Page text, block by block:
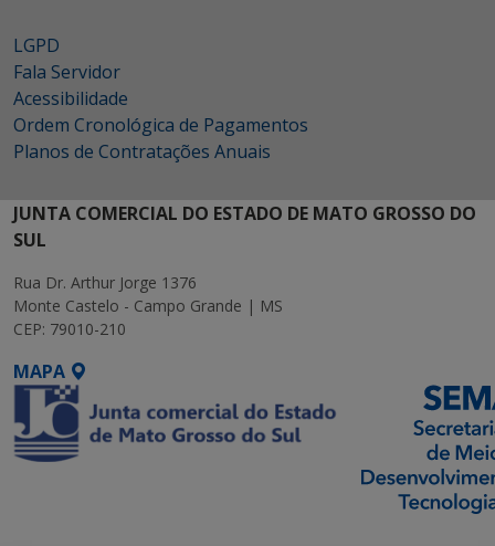
LGPD
Fala Servidor
Acessibilidade
Ordem Cronológica de Pagamentos
Planos de Contratações Anuais
JUNTA COMERCIAL DO ESTADO DE MATO GROSSO DO
SUL
Rua Dr. Arthur Jorge 1376
Monte Castelo - Campo Grande | MS
CEP: 79010-210
MAPA